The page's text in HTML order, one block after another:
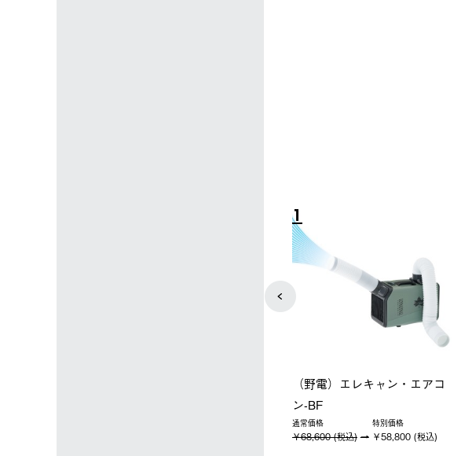
1
（野電）エレキャン・エアコ
ン-BF
通常価格
￥68,600 (税込)
特別価格
￥58,800 (税込)